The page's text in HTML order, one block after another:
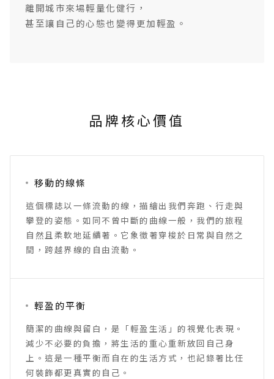
離開城市來場輕量化健行，
甚至讓自己的心態也變得更加輕盈。
品牌核心價值
移動的線條
這個標誌以一條流動的線，描繪出我們奔跑、行走與
攀登的姿態。如同不曾中斷的曲線一般，我們的旅程
自然且柔軟地延續著。它象徵著穿梭於日常與自然之
間，跨越界線的自由流動。
輕盈的平衡
簡潔的曲線與留白，是「輕盈生活」的視覺化表現。
減少不必要的負擔，將生活的重心重新放回自己身
上。這是一種平衡而自在的生活方式，也記錄著比任
何裝飾都更真實的自己。